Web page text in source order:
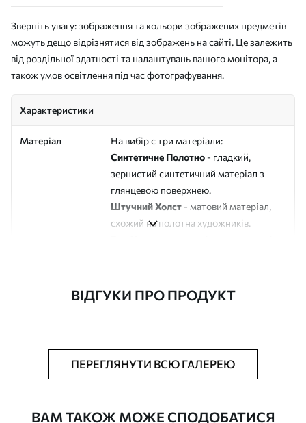
Зверніть увагу: зображення та кольори зображених предметів
можуть дещо відрізнятися від зображень на сайті. Це залежить
від роздільної здатності та налаштувань вашого монітора, а
також умов освітлення під час фотографування.
Характеристики
Матеріал
На вибір є три матеріали:
Синтетичне Полотно - гладкий,
зернистий синтетичний матеріал з
глянцевою поверхнею.
Штучний Холст - матовий матеріал,
схожий на полотна художників.
Додатково Можна додати лакове покриття.
ВІДГУКИ ПРО ПРОДУКТ
ПЕРЕГЛЯНУТИ ВСЮ ГАЛЕРЕЮ
ВАМ ТАКОЖ МОЖЕ СПОДОБАТИСЯ